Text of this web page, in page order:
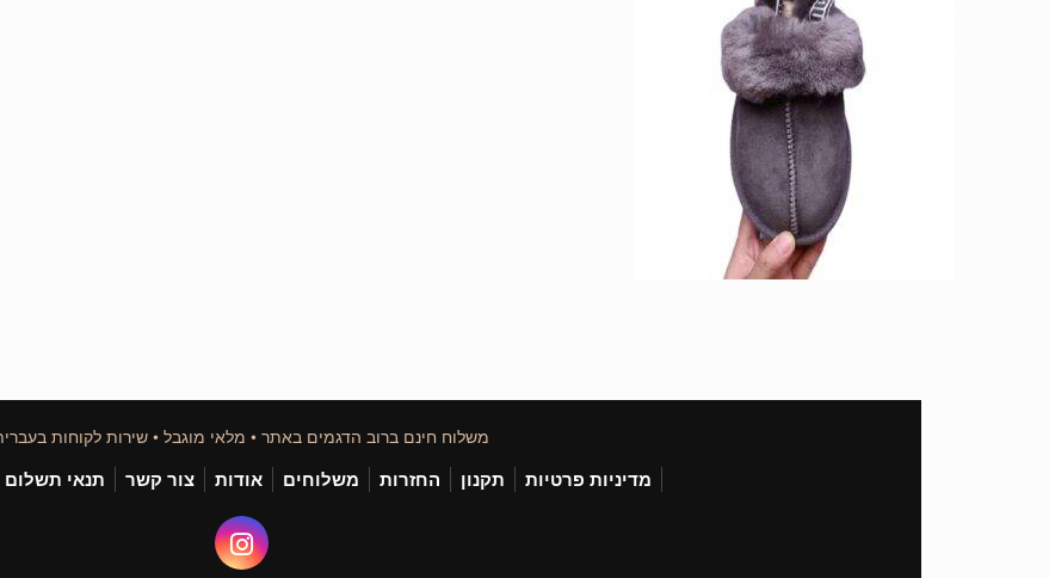
משלוח חינם ברוב הדגמים באתר • מלאי מוגבל • שירות לקוחות
מדיניות פרטיות תקנון החזרות משלוחים אודות צור קשר תנאי תשלום